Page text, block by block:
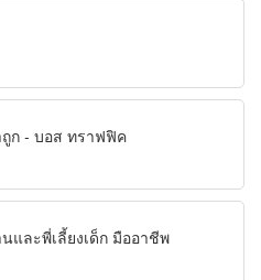
ก - บอส ทราฟฟิค
และพี่เลี้ยงเด็ก มืออาชีพ